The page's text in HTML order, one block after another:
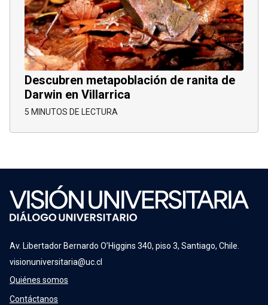
Descubren metapoblación de ranita de
Darwin en Villarrica
5 MINUTOS DE LECTURA
Av. Libertador Bernardo O’Higgins 340, piso 3, Santiago, Chile.
visionuniversitaria@uc.cl
Quiénes somos
Contáctanos